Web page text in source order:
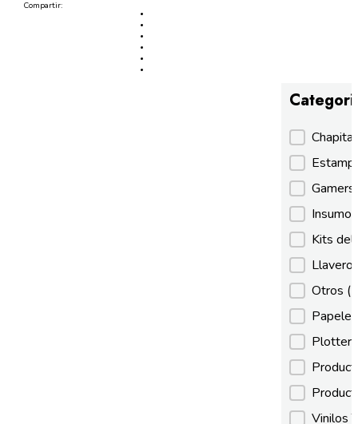
Compartir:
Gamers
Kits
Otros
Vinilos